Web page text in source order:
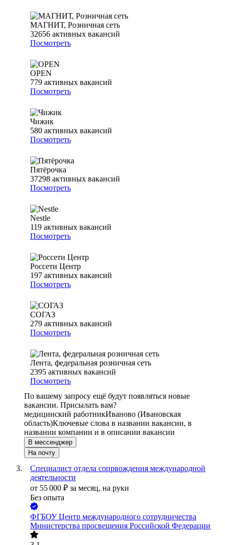
МАГНИТ, Розничная сеть
32656 активных вакансий
Посмотреть
OPEN
779 активных вакансий
Посмотреть
Чижик
580 активных вакансий
Посмотреть
Пятёрочка
37298 активных вакансий
Посмотреть
Nestle
119 активных вакансий
Посмотреть
Россети Центр
197 активных вакансий
Посмотреть
СОГАЗ
279 активных вакансий
Посмотреть
Лента, федеральная розничная сеть
2395 активных вакансий
Посмотреть
По вашему запросу ещё будут появляться новые
вакансии. Присылать вам?
медицинский работникИваново (Ивановская
область)Ключевые слова в названии вакансии, в
названии компании и в описании вакансии
В мессенджер
На почту
Специалист отдела сопрвождения международной
деятельности
от 55 000 ₽ за месяц, на руки
Без опыта
ФГБОУ Центр международного сотрудничества
Министерства просвещения Российской Федерации